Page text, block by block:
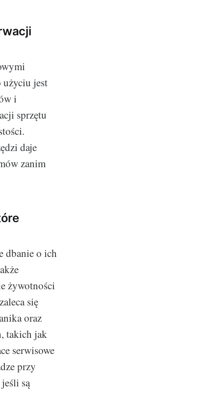
użyciu jest
i
sprzętu
daje
zanim
dbanie o ich
żywotności
się
oraz
takich jak
serwisowe
przy
są